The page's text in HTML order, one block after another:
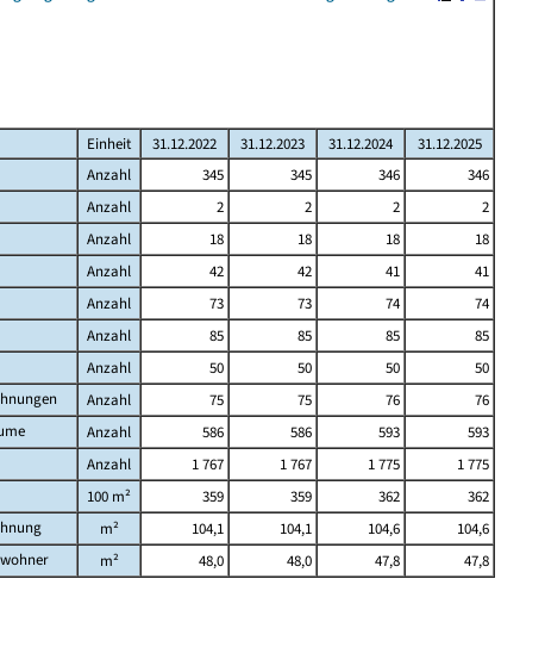
Einheit 31.12.2022 31.12.2023 31.12.2024
31.12.2025
Anzahl 345 345 346
346
Anzahl 2 2 2
2
Anzahl 18 18 18
18
Anzahl 42 42 41
41
Anzahl 73 73 74
74
Anzahl 85 85 85
85
Anzahl 50 50 50
50
Anzahl 75 75 76
76
Anzahl 586 586 593
593
Anzahl 1 767 1 767 1 775
1 775
100 m² 359 359 362
362
m² 104,1 104,1 104,6
104,6
m² 48,0 48,0 47,8 47,8